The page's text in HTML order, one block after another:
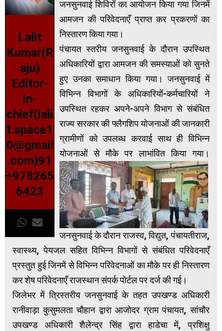
Lalit
Kumar(R
aju)
Editor-
in-
chief(lali
t.space1
0@gmail
.com)91
+978265
6423
जनसुनवाई शिविरों का आयोजन किया गया जिनमें
आमजन की परिवेदनाएँ प्राप्त कर प्रकरणों का
निस्तारण किया गया।
पंचायत स्तरीय जनसुनवाई के दौरान उपस्थित
अधिकारियों द्वारा आमजन की समस्याओं को सुनते
हुए उनका समाधान किया गया। जनसुनवाई में
विभिन्न विभागों के अधिकारियों-कर्मचारियों ने
उपस्थित रहकर अपने-अपने विभाग से संबंधित
राज्य सरकार की फ्लैगशिप योजनाओं की जानकारी
ग्रामीणों को उपलब्ध करवाई साथ ही विभिन्न
योजनाओं से मौके पर लाभांवित किया गया।
जनसुनवाई के दौरान राजस्व, विद्युत, पंचायतीराज,
स्वास्थ्य, पेयजल सहित विभिन्न विभागों से संबंधित परिवेदनाएँ
प्रस्तुत हुई जिनमें से विभिन्न परिवेदनाओं का मौके पर ही निस्तारण
कर शेष परिवेदनाएँ राजस्थान संपर्क पोर्टल पर दर्ज की गई।
जिलेभर में त्रिस्तरीय जनसुनवाई के तहत उपखण्ड अधिकारी
रानीवाड़ा कुसुमलता चौहान द्वारा आजोदर ग्राम पंचायत, सांचौर
उपखण्ड अधिकारी शैलेन्द्र सिंह द्वारा हाडेचा में, प्रशिक्षु